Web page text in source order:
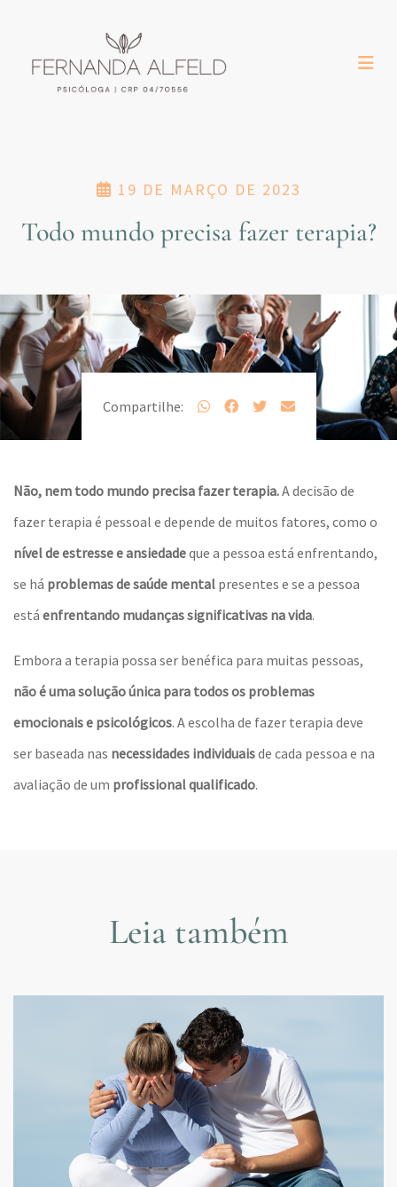
19 DE MARÇO DE 2023
Todo mundo precisa fazer terapia?
Compartilhe:
Não, nem todo mundo precisa fazer terapia.A decisão de
fazer terapia é pessoal e depende de muitos fatores, como o
nível de estresse e ansiedadeque a pessoa está enfrentando,
se há problemas de saúde mental presentes e se a pessoa
está enfrentando mudanças significativas na vida.
Embora a terapia possa ser benéfica para muitas pessoas,
não é uma solução única para todos os problemas
emocionais e psicológicos. A escolha de fazer terapia deve
ser baseada nas necessidades individuaisde cada pessoa e na
avaliação de um profissional qualificado.
Leia também